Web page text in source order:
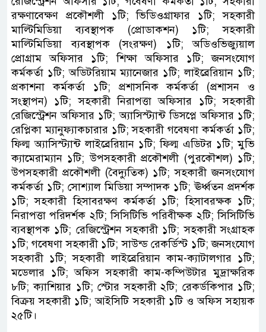
রক্ষণাবেক্ষণ প্রকৌশলী ১টি; ভিডিওগ্রাফার ১টি; সহকারী
মাল্টিমিডিয়া ব্যবস্থাপক (প্রোডাকশন) ১টি; সহকারী
মাল্টিমিডিয়া ব্যবস্থাপক (সংরক্ষণ) ১টি; অডিওভিজ্যুয়াল
প্রোগ্রাম অফিসার ১টি; শিক্ষা অফিসার ১টি; জনসংযোগ
কর্মকর্তা ১টি; অডিটরিয়াম ম্যানেজার ১টি; লাইব্রেরিয়ান ১টি;
প্রকাশনা কর্মকর্তা ১টি; প্রশাসনিক কর্মকর্তা (প্রশাসন ও
সংস্থাপন) ১টি; সহকারী নিরাপত্তা অফিসার ১টি; সহকারী
রেজিস্ট্রেশন অফিসার ১টি; অ্যাসিস্ট্যান্ট ডিসপ্লে অফিসার ১টি;
রেপ্লিকা ম্যানুফ্যাকচারার ১টি; সহকারী গবেষণা কর্মকর্তা ১টি;
ফিল্ম অ্যাসিস্ট্যান্ট লাইব্রেরিয়ান ১টি; ফিল্ম এডিটর ১টি; মুভি
ক্যামেরাম্যান ১টি; উপসহকারী প্রকৌশলী (পুরকৌশল) ১টি;
উপসহকারী প্রকৌশলী (বৈদ্যুতিক) ১টি; সহকারী জনসংযোগ
কর্মকর্তা ১টি; সোশ্যাল মিডিয়া সম্পাদক ১টি; ঊর্ধ্বতন প্রদর্শক
১টি; সহকারী হিসাবরক্ষণ কর্মকর্তা ১টি; হিসাবরক্ষক ১টি;
নিরাপত্তা পরিদর্শক ২টি; সিসিটিভি পরিবীক্ষক ২টি; সিসিটিভি
ব্যবস্থাপক ১টি; রেজিস্ট্রেশন সহকারী ১টি; সহকারী সংগ্রাহক
১টি; গবেষণা সহকারী ১টি; সাউন্ড রেকর্ডিস্ট ১টি; জনসংযোগ
সহকারী ১টি; সহকারী লাইব্রেরিয়ান কাম-ক্যাটালগার ১টি;
মডেলার ১টি; অফিস সহকারী কাম-কম্পিউটার মুদ্রাক্ষরিক
৮টি; ক্যাশিয়ার ১টি; স্টোর সহকারী ২টি; রেকর্ডকিপার ১টি;
বিক্রয় সহকারী ১টি; আইসিটি সহকারী ১টি ও অফিস সহায়ক
২৫টি।